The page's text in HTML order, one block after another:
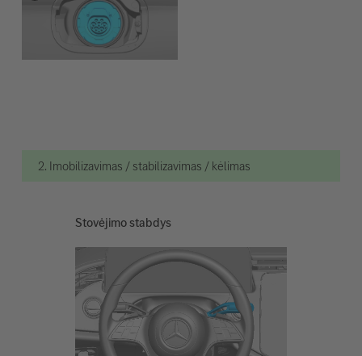
2. Imobilizavimas / stabilizavimas / kėlimas
Stovėjimo stabdys